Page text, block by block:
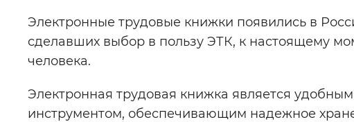
Изображения: Включены
Электронные трудовые книжки появились в
сделавших выбор в пользу ЭТК, к настоящему
человека.
Электронная трудовая книжка является
инструментом, обеспечивающим надежное